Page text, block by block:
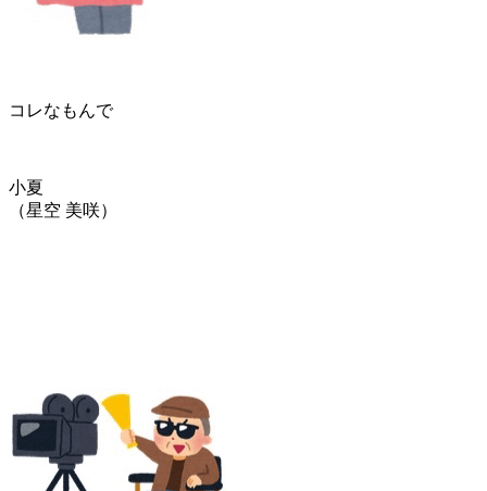
コレなもんで
小夏
（星空 美咲）